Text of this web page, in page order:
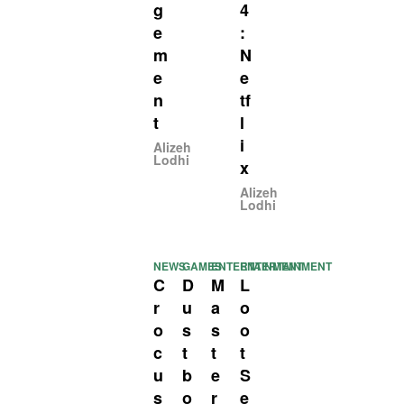
g
e
m
e
n
t
Alizeh
Lodhi
4
:
N
e
tf
l
i
x
Alizeh
Lodhi
NEWS
C
r
o
c
u
s
GAMES
D
u
s
t
b
o
ENTERTAINMENT
M
a
s
t
e
r
ENTERTAINMENT
L
o
o
t
S
e